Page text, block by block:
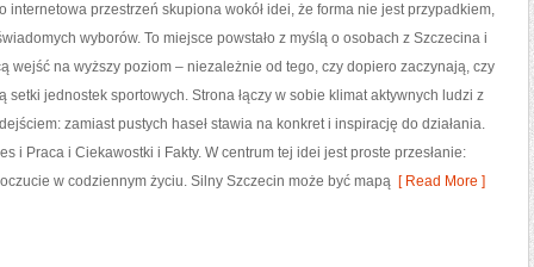
internetowa przestrzeń skupiona wokół idei, że forma nie jest przypadkiem,
wyborów. To miejsce powstało z myślą o osobach z Szczecina i
wejść na wyższy poziom – niezależnie od tego, czy dopiero zaczynają, czy
setki jednostek sportowych. Strona łączy w sobie klimat aktywnych ludzi z
zamiast pustych haseł stawia na konkret i inspirację do działania.
i Praca i Ciekawostki i Fakty. W centrum tej idei jest proste przesłanie:
w codziennym życiu. Silny Szczecin może być mapą [ Read More ]